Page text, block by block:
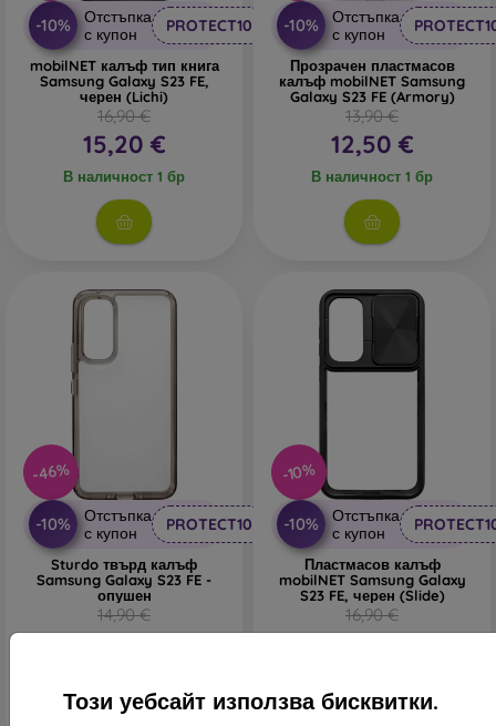
Този уебсайт използва бисквитки.
-10%
Отстъпка
с купон
PROTECT10
mobilNET калъф тип книга
Samsung Galaxy S23 FE,
черен (Lichi)
16,90 €
15,20 €
В наличност 1 бр
-10%
Отстъпка
с купон
Прозрачен пластмасов
калъф mobilNET Samsung
Galaxy S23 FE (Armory)
13,90 €
12,50 €
В наличност 1 бр
-46%
-10%
Отстъпка
с купон
PROTECT10
Sturdo твърд калъф
Samsung Galaxy S23 FE -
опушен
14,90 €
8,02 €
-10%
-10%
Отстъпка
с купон
Пластмасов калъф
mobilNET Samsung Galaxy
S23 FE, черен (Slide)
16,90 €
15,20 €